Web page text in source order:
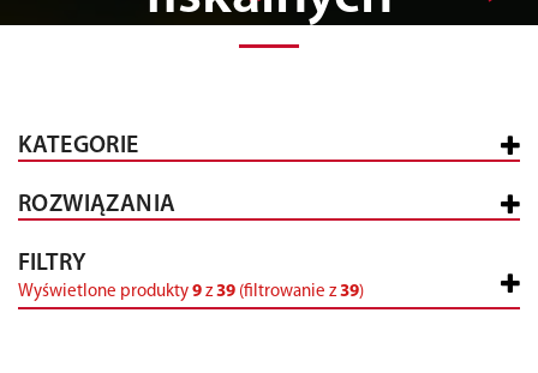
KATEGORIE
ROZWIĄZANIA
FILTRY
Wyświetlone produkty 9 z39 (filtrowanie z39)